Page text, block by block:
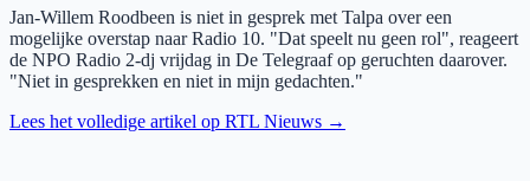
Jan-Willem Roodbeen is niet in gesprek met Talpa over een
mogelijke overstap naar Radio 10. "Dat speelt nu geen rol", reageert
de NPO Radio 2-dj vrijdag in De Telegraaf op geruchten daarover.
"Niet in gesprekken en niet in mijn gedachten."
Lees het volledige artikel op RTL Nieuws →